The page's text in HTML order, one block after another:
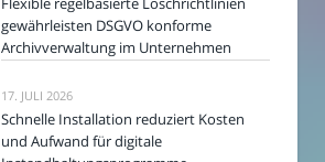
gewährleisten DSGVO konforme
Archivverwaltung im Unternehmen
17. JULI 2026
Schnelle Installation reduziert Kosten
und Aufwand für digitale